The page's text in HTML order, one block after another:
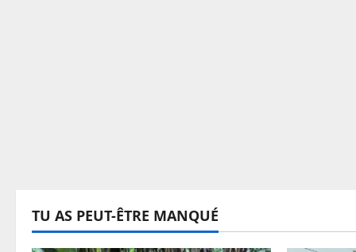
TU AS PEUT-ÊTRE MANQUÉ